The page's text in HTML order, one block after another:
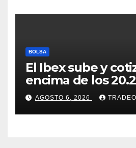
BOLSA
El Ibex sube y
encima de los
‘sell off’ de la
AGOSTO 6, 2026 TRADEO